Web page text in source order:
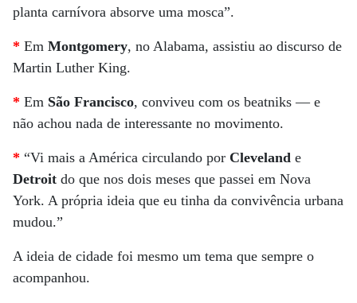
planta carnívora absorve uma mosca”.
* Em Montgomery, no Alabama, assistiu ao discurso de
Martin Luther King.
* Em São Francisco, conviveu com os beatniks — e
não achou nada de interessante no movimento.
* “Vi mais a América circulando por Cleveland e
Detroit do que nos dois meses que passei em Nova
York. A própria ideia que eu tinha da convivência urbana
mudou.”
A ideia de cidade foi mesmo um tema que sempre o
acompanhou.